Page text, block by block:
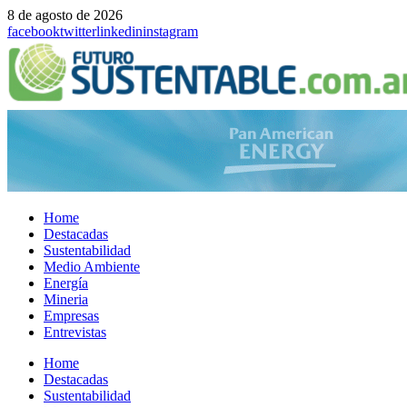
8 de agosto de 2026
facebooktwitterlinkedininstagram
Home
Destacadas
Sustentabilidad
Medio Ambiente
Energía
Mineria
Empresas
Entrevistas
Menu
Home
Destacadas
Sustentabilidad